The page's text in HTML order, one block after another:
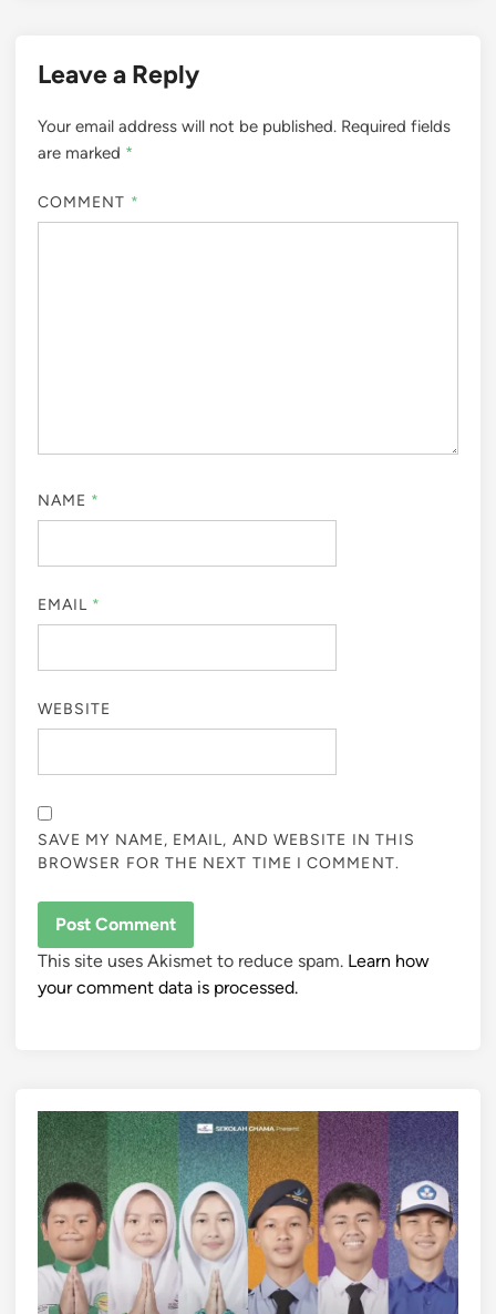
Leave a Reply
Your email address will not be published. Required fields
are marked *
COMMENT *
NAME *
EMAIL *
WEBSITE
SAVE MY NAME, EMAIL, AND WEBSITE IN THIS
BROWSER FOR THE NEXT TIME I COMMENT.
This site uses Akismet to reduce spam. Learn how
your comment data is processed.